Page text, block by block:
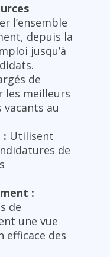
l’ensemble
depuis la
jusqu’à
de
les meilleurs
au
: Utilisent
de
:
de
une vue
efficace des